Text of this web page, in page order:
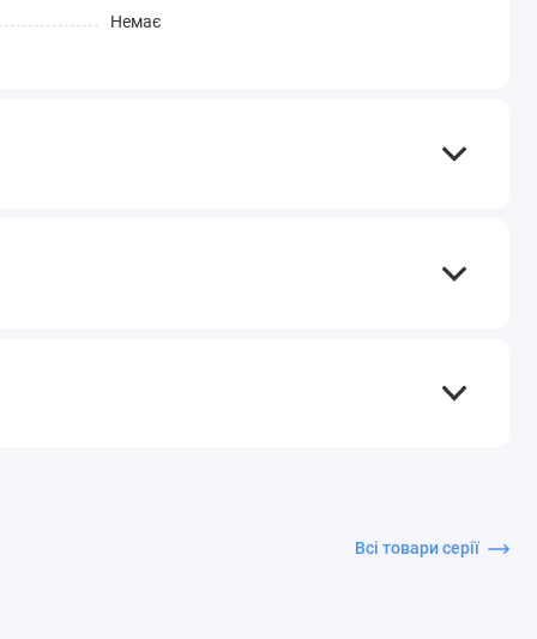
Немає
Всі товари серії